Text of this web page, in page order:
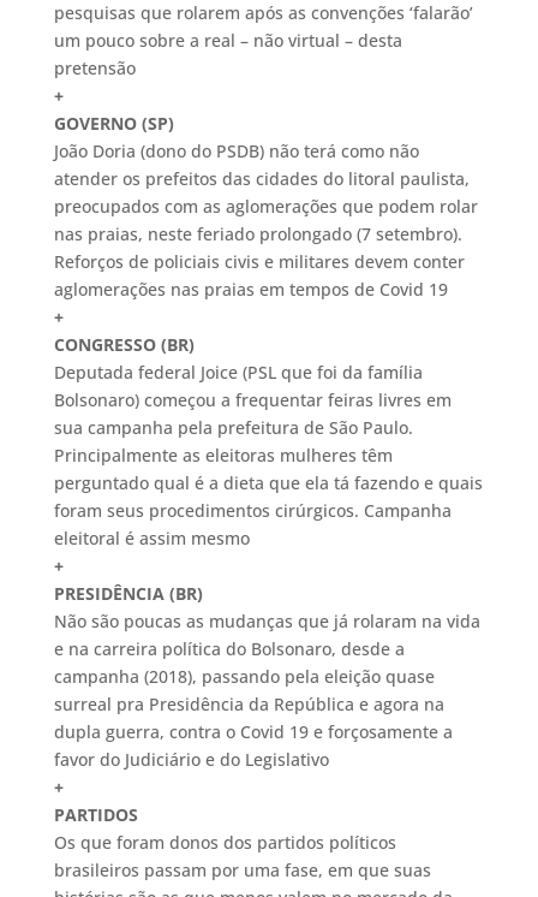
pesquisas que rolarem após as convenções ‘falarão’
um pouco sobre a real – não virtual – desta
pretensão
+
GOVERNO (SP)
João Doria (dono do PSDB) não terá como não
atender os prefeitos das cidades do litoral paulista,
preocupados com as aglomerações que podem rolar
nas praias, neste feriado prolongado (7 setembro).
Reforços de policiais civis e militares devem conter
aglomerações nas praias em tempos de Covid 19
+
CONGRESSO (BR)
Deputada federal Joice (PSL que foi da família
Bolsonaro) começou a frequentar feiras livres em
sua campanha pela prefeitura de São Paulo.
Principalmente as eleitoras mulheres têm
perguntado qual é a dieta que ela tá fazendo e quais
foram seus procedimentos cirúrgicos. Campanha
eleitoral é assim mesmo
+
PRESIDÊNCIA (BR)
Não são poucas as mudanças que já rolaram na vida
e na carreira política do Bolsonaro, desde a
campanha (2018), passando pela eleição quase
surreal pra Presidência da República e agora na
dupla guerra, contra o Covid 19 e forçosamente a
favor do Judiciário e do Legislativo
+
PARTIDOS
Os que foram donos dos partidos políticos
brasileiros passam por uma fase, em que suas